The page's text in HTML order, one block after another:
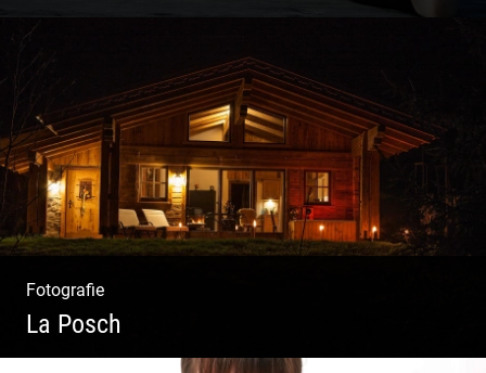
Crossover Stil | Körper & Geist
Fotografie
La Posch